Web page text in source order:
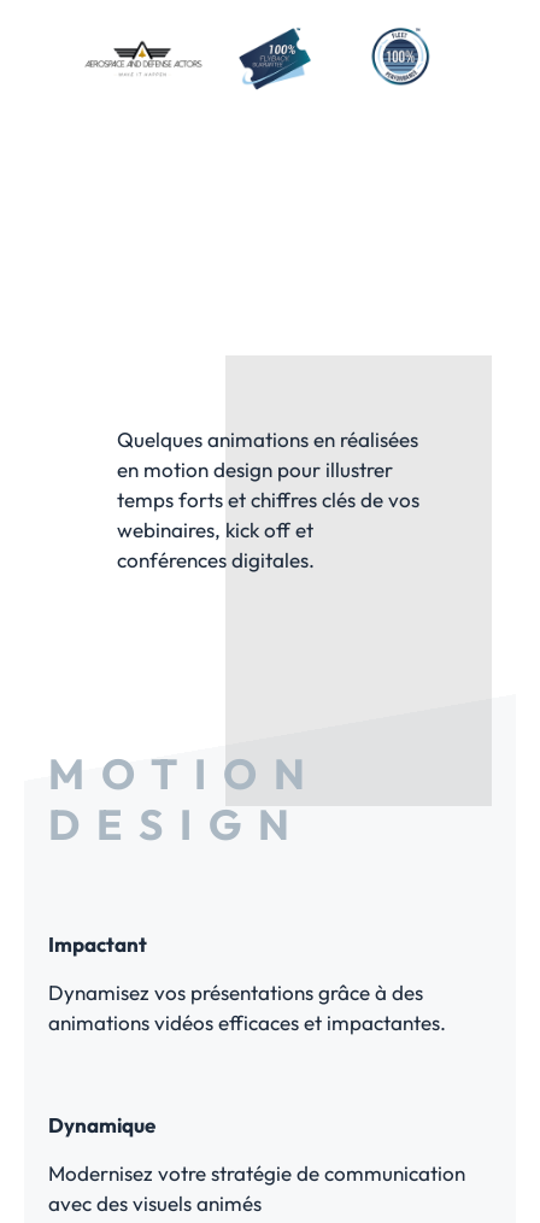
MOTION
DESIGN
Impactant
Dynamisez vos présentations grâce à des
animations vidéos efficaces et impactantes.
Dynamique
Modernisez votre stratégie de communication
avec des visuels animés
Quelques animations en réalisées
en motion design pour illustrer
temps forts et chiffres clés de vos
webinaires, kick off et
conférences digitales.